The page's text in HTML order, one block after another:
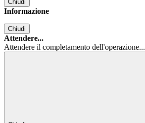
Chiudi
Informazione
Chiudi
Attendere...
Attendere il completamento dell'operazione...